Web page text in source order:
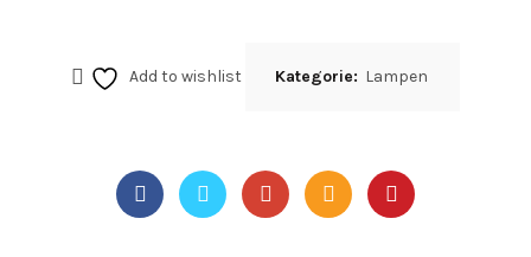
Add to wishlist Kategorie: Lampen